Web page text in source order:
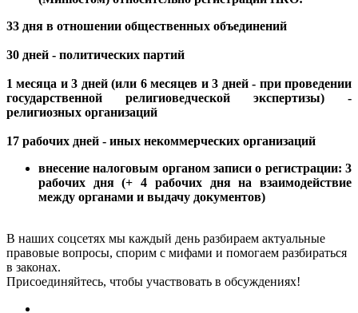
33 дня в отношении общественных объединений
30 дней - политических партий
1 месяца и 3 дней (или 6 месяцев и 3 дней - при проведении
государственной религиоведческой экспертизы) -
религиозных организаций
17 рабочих дней - иных некоммерческих организаций
внесение налоговым органом записи о регистрации: 3
рабочих дня (+ 4 рабочих дня на взаимодействие
между органами и выдачу документов)
В наших соцсетях мы каждый день разбираем актуальные
правовые вопросы, спорим с мифами и помогаем разбираться
в законах.
Присоединяйтесь, чтобы участвовать в обсуждениях!